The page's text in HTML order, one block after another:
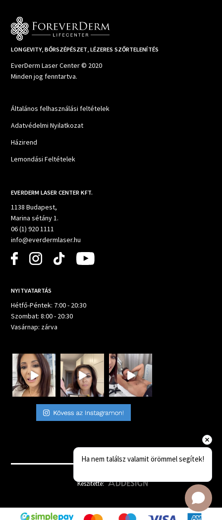
LONGEVITY, BŐRSZÉPÉSZET, LÉZERES SZŐRTELENÍTÉS
EverDerm Laser Center © 2020
Minden jog fenntartva.
Általános felhasználási feltételek
Adatvédelmi Nyilatkozat
Házirend
Lemondási Feltételek
EVERDERM LASER CENTER KFT.
1138 Budapest,
Marina sétány 1.
06 (1) 920 1111
info@everdermlaser.hu
NYITVATARTÁS
Hétfő-Péntek: 7:00 - 20:30
Szombat: 8:00 - 20:30
Vasárnap: zárva
Készítette:
Ha nem találsz valamit örömmel segítek!